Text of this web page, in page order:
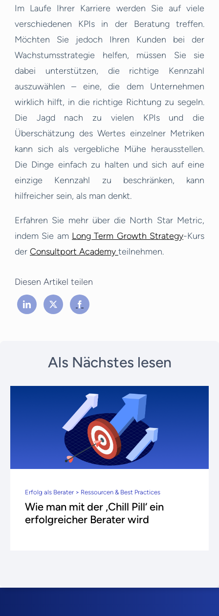
Im Laufe Ihrer Karriere werden Sie auf viele
verschiedenen KPIs in der Beratung treffen.
Möchten Sie jedoch Ihren Kunden bei der
Wachstumsstrategie helfen, müssen Sie sie
dabei unterstützen, die richtige Kennzahl
auszuwählen – eine, die dem Unternehmen
wirklich hilft, in die richtige Richtung zu segeln.
Die Jagd nach zu vielen KPIs und die
Überschätzung des Wertes einzelner Metriken
kann sich als vergebliche Mühe herausstellen.
Die Dinge einfach zu halten und sich auf eine
einzige Kennzahl zu beschränken, kann
hilfreicher sein, als man denkt.
Erfahren Sie mehr über die North Star Metric,
indem Sie am Long Term Growth Strategy-Kurs
der Consultport Academy teilnehmen.
Diesen Artikel teilen
Als Nächstes lesen
Erfolg als Berater > Ressourcen & Best Practices
Wie man mit der ‚Chill Pill‘ ein
erfolgreicher Berater wird